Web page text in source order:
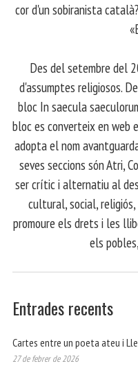
cor d'un sobiranista
Des del setembre del
d'assumptes religiosos.
bloc In saecula
bloc es converteix en web
adopta el nom
seves seccions són Atri,
ser crític i alternatiu al
cultural, social,
promoure els drets i les
els
Entrades recents
Cartes entre un poeta ateu i
27 de febrer de 2026